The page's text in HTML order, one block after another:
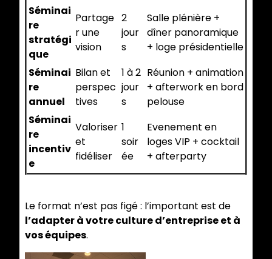
Séminai
re
stratégi
que
Partage
r une
vision
2
jour
s
Salle plénière +
dîner panoramique
+ loge présidentielle
Séminai
re
annuel
Bilan et
perspec
tives
1 à 2
jour
s
Réunion + animation
+ afterwork en bord
pelouse
Séminai
re
incentiv
e
Valoriser
et
fidéliser
1
soir
ée
Evenement en
loges VIP + cocktail
+ afterparty
Le format n’est pas figé : l’important est de
l’adapter à votre culture d’entreprise et à
vos équipes.